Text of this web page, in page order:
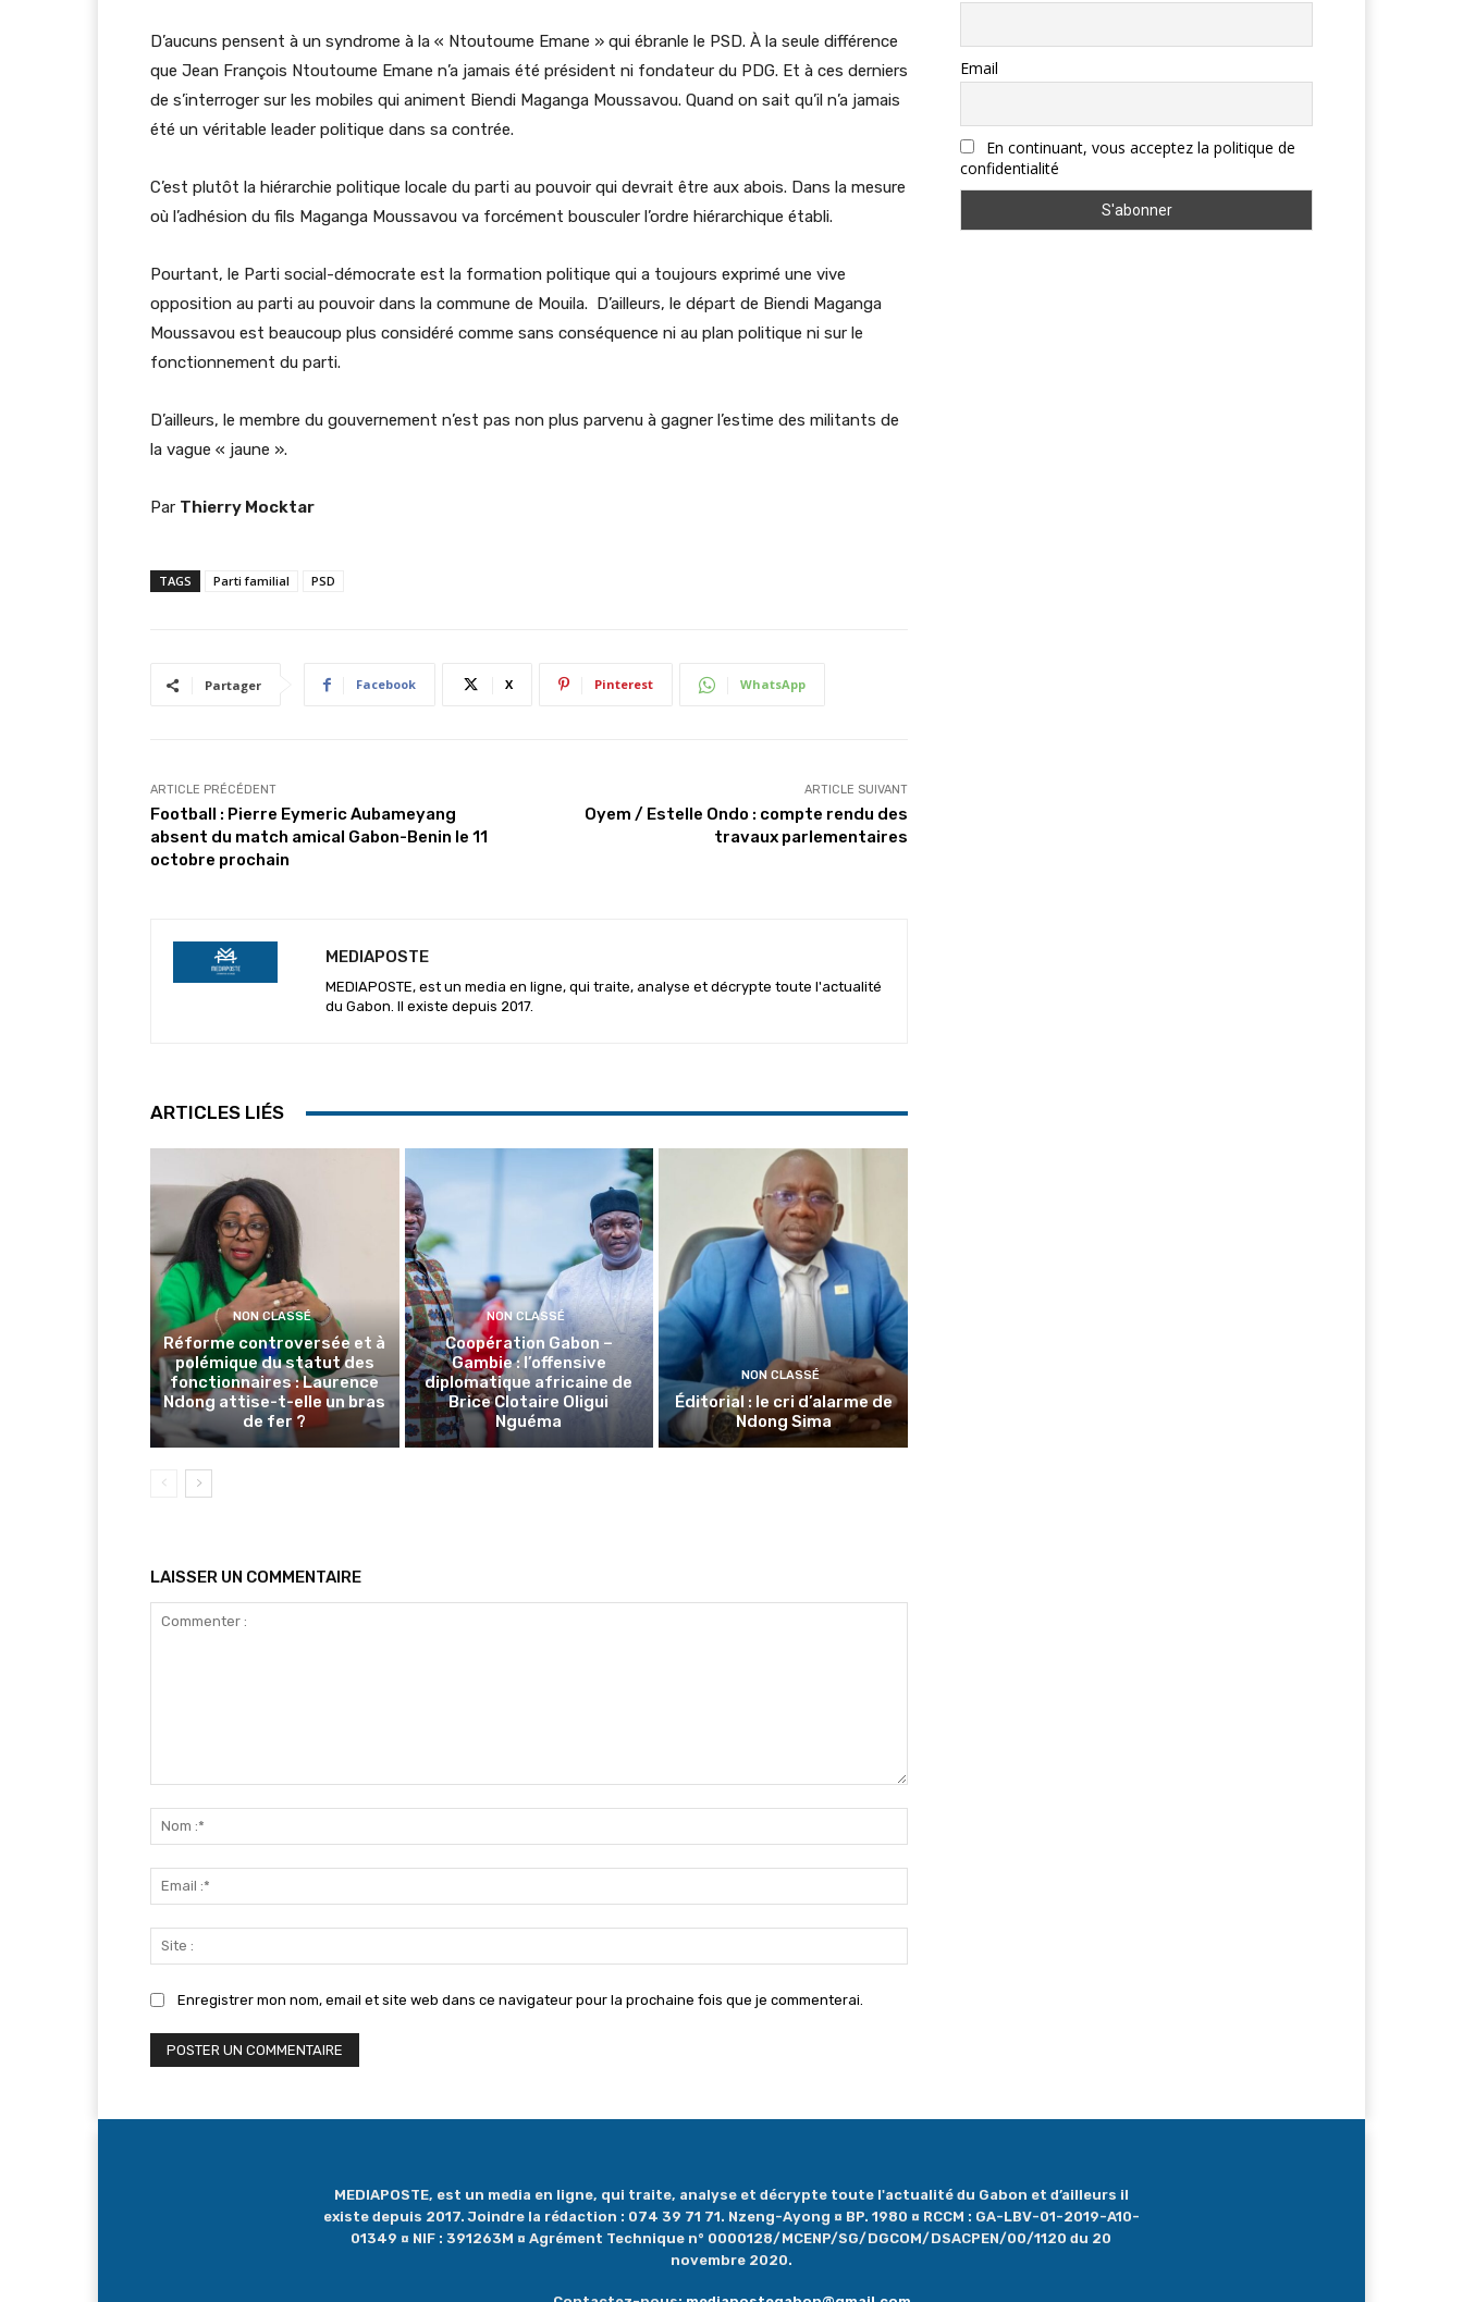
D’aucuns pensent à un syndrome à la « Ntoutoume Emane » qui ébranle le PSD. À la seule différence
que Jean François Ntoutoume Emane n’a jamais été président ni fondateur du PDG. Et à ces derniers
de s’interroger sur les mobiles qui animent Biendi Maganga Moussavou. Quand on sait qu’il n’a jamais
été un véritable leader politique dans sa contrée.
C’est plutôt la hiérarchie politique locale du parti au pouvoir qui devrait être aux abois. Dans la mesure
où l’adhésion du fils Maganga Moussavou va forcément bousculer l’ordre hiérarchique établi.
Pourtant, le Parti social-démocrate est la formation politique qui a toujours exprimé une vive
opposition au parti au pouvoir dans la commune de Mouila. D’ailleurs, le départ de Biendi Maganga
Moussavou est beaucoup plus considéré comme sans conséquence ni au plan politique ni sur le
fonctionnement du parti.
D’ailleurs, le membre du gouvernement n’est pas non plus parvenu à gagner l’estime des militants de
la vague « jaune ».
Par Thierry Mocktar
TAGS Parti familial PSD
Partager Facebook X Pinterest WhatsApp
ARTICLE PRÉCÉDENT
Football : Pierre Eymeric Aubameyang
absent du match amical Gabon-Benin le 11
octobre prochain
ARTICLE SUIVANT
Oyem / Estelle Ondo : compte rendu des
travaux parlementaires
MEDIAPOSTE
MEDIAPOSTE, est un media en ligne, qui traite, analyse et décrypte toute l'actualité
du Gabon. Il existe depuis 2017.
ARTICLES LIÉS
NON CLASSÉ
Réforme controversée et à
polémique du statut des
fonctionnaires : Laurence
Ndong attise-t-elle un bras
de fer ?
NON CLASSÉ
Coopération Gabon –
Gambie : l’offensive
diplomatique africaine de
Brice Clotaire Oligui
Nguéma
NON CLASSÉ
Éditorial : le cri d’alarme de
Ndong Sima
LAISSER UN COMMENTAIRE
:*
:*
:
Enregistrer mon nom, email et site web dans ce navigateur pour la prochaine fois que je commenterai.
Email
En continuant, vous acceptez la politique de
confidentialité
MEDIAPOSTE, est un media en ligne, qui traite, analyse et décrypte toute l'actualité du Gabon et d’ailleurs il
existe depuis 2017. Joindre la rédaction : 074 39 71 71. Nzeng-Ayong ¤ BP. 1980 ¤ RCCM : GA-LBV-01-2019-A10-
01349 ¤ NIF : 391263M ¤ Agrément Technique n° 0000128/MCENP/SG/DGCOM/DSACPEN/00/1120 du 20
novembre 2020.